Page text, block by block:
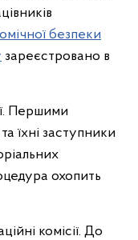
безпеки
зареєстровано в
Першими
їхні заступники
охопить
комісії. До